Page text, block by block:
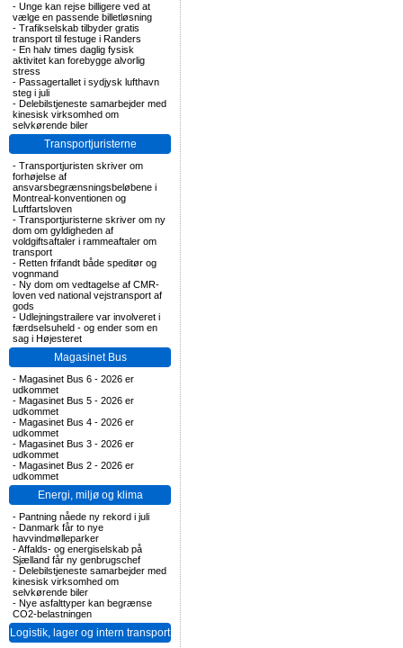
- Unge kan rejse billigere ved at
vælge en passende billetløsning
- Trafikselskab tilbyder gratis
transport til festuge i Randers
- En halv times daglig fysisk
aktivitet kan forebygge alvorlig
stress
- Passagertallet i sydjysk lufthavn
steg i juli
- Delebilstjeneste samarbejder med
kinesisk virksomhed om
selvkørende biler
Transportjuristerne
- Transportjuristen skriver om
forhøjelse af
ansvarsbegrænsningsbeløbene i
Montreal-konventionen og
Luftfartsloven
- Transportjuristerne skriver om ny
dom om gyldigheden af
voldgiftsaftaler i rammeaftaler om
transport
- Retten frifandt både speditør og
vognmand
- Ny dom om vedtagelse af CMR-
loven ved national vejstransport af
gods
- Udlejningstrailere var involveret i
færdselsuheld - og ender som en
sag i Højesteret
Magasinet Bus
- Magasinet Bus 6 - 2026 er
udkommet
- Magasinet Bus 5 - 2026 er
udkommet
- Magasinet Bus 4 - 2026 er
udkommet
- Magasinet Bus 3 - 2026 er
udkommet
- Magasinet Bus 2 - 2026 er
udkommet
Energi, miljø og klima
- Pantning nåede ny rekord i juli
- Danmark får to nye
havvindmølleparker
-Affalds- og energiselskab på
Sjælland får ny genbrugschef
- Delebilstjeneste samarbejder med
kinesisk virksomhed om
selvkørende biler
- Nye asfalttyper kan begrænse
CO2-belastningen
Logistik, lager og intern transport